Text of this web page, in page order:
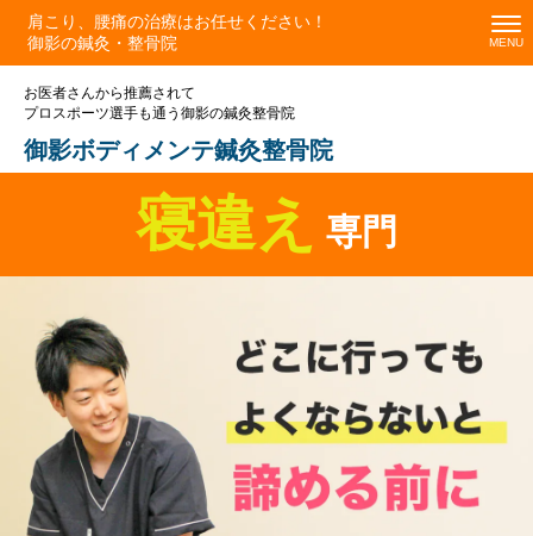
肩こり、腰痛の治療はお任せください！
御影の鍼灸・整骨院
御影ボディメンテ鍼灸整骨院
お医者さんから推薦されて
プロスポーツ選手も通う御影の鍼灸整骨院
寝違え 専門